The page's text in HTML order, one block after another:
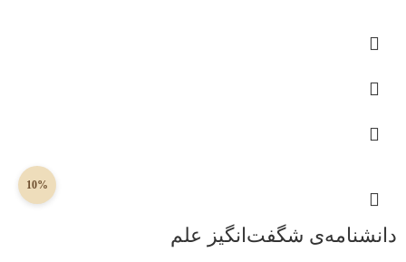
10%
دانشنامه‌ی شگفت‌انگیز علم